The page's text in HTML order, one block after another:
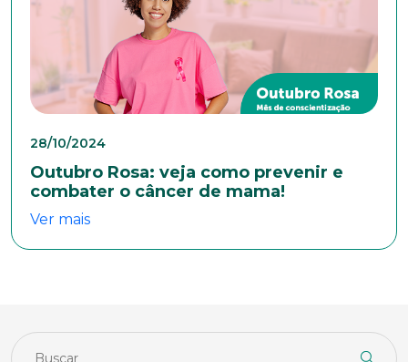
28/10/2024
Outubro Rosa: veja como prevenir e
combater o câncer de mama!
Ver mais